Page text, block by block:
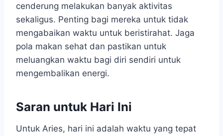
cenderung melakukan banyak aktivitas
sekaligus. Penting bagi mereka untuk tidak
mengabaikan waktu untuk beristirahat. Jaga
pola makan sehat dan pastikan untuk
meluangkan waktu bagi diri sendiri untuk
mengembalikan energi.
Saran untuk Hari Ini
Untuk Aries, hari ini adalah waktu yang tepat